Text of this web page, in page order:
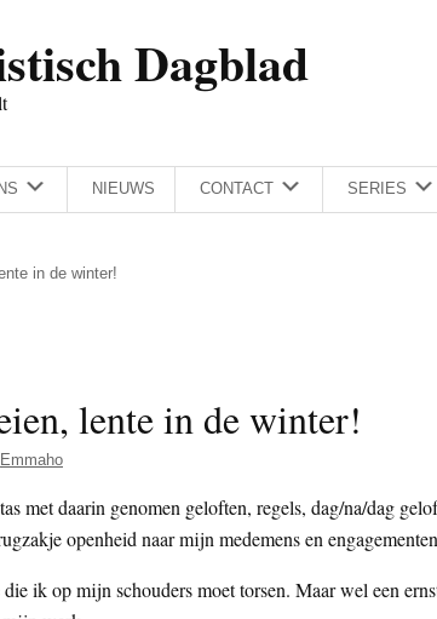
Dagblad
NIEUWS CONTACT SERIES
in de winter!
lente in de winter!
Emmaho
met daarin genomen geloften, regels, dag/na/dag
openheid naar mijn medemens en
ik op mijn schouders moet torsen. Maar wel een